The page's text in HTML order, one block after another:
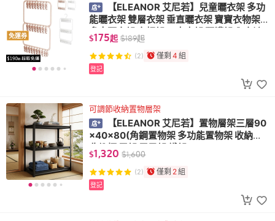
免運券
【ELEANOR 艾尼若】兒童曬衣架 多功
能曬衣架 雙層衣架 垂直曬衣架 寶寶衣物架
多夾曬衣架 衣帽架 口水巾架 曬襪架 內衣褲
架
$175起 $189起
(2) 僅剩 4 組
登記
可調節收納置物層架
【ELEANOR 艾尼若】置物層架三層90
×40×80(角鋼置物架 多功能置物架 收納架
收納櫃 層架 展示架 鐵架)
$1,320 $1,600
(2) 僅剩 2組
登記